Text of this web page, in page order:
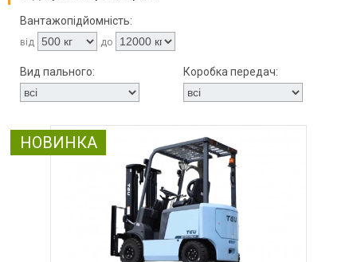
Вантажопідйомність:
від до
Вид пального: Коробка передач:
НОВИНКА